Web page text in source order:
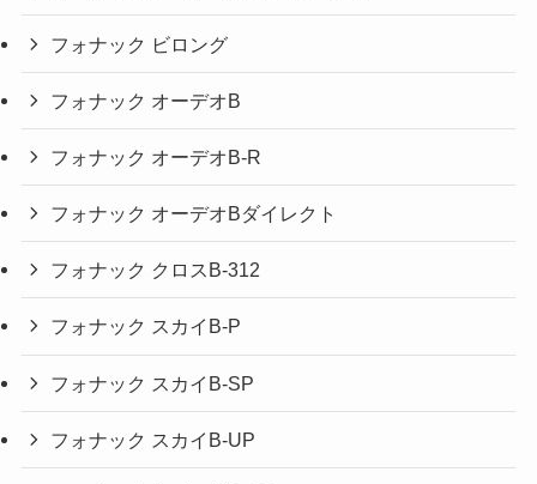
フォナック ビロング
フォナック オーデオB
フォナック オーデオB-R
フォナック オーデオBダイレクト
フォナック クロスB-312
フォナック スカイB-P
フォナック スカイB-SP
フォナック スカイB-UP